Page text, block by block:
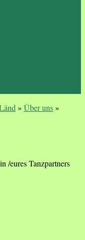
» Über uns»
/eures Tanzpartners